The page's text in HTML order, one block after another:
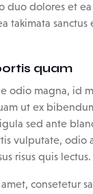
duo dolores et
takimata sanctus
quam
odio magna, id
ut ex
sed ante
vulputate, odio
risus quis lectus.
consetetur